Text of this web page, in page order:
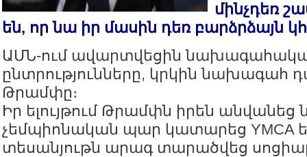
մինչդեռ
են, որ նա իր մասին դեռ բարձրձայն
ԱՄՆ-ում ավարտվեցին
ընտրությունները, կրկին նախագահ
Թրամփը։
Իր ելույթում Թրամփն իրեն
չեմպիոնական պար կատարեց YMCA
տեսանյութն արագ տարածվեց